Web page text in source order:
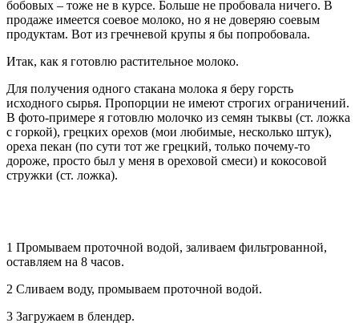
бобовых – тоже не в курсе. Больше не пробовала ничего. В
продаже имеется соевое молоко, но я не доверяю соевым
продуктам. Вот из гречневой крупы я бы попробовала.
Итак, как я готовлю растительное молоко.
Для получения одного стакана молока я беру горсть
исходного сырья. Пропорции не имеют строгих ограничений.
В фото-примере я готовлю молочко из семян тыквы (ст. ложка
с горкой), грецких орехов (мои любимые, несколько штук),
ореха пекан (по сути тот же грецкий, только почему-то
дороже, просто был у меня в ореховой смеси) и кокосовой
стружки (ст. ложка).
1 Промываем проточной водой, заливаем фильтрованной,
оставляем на 8 часов.
2 Сливаем воду, промываем проточной водой.
3 Загружаем в блендер.